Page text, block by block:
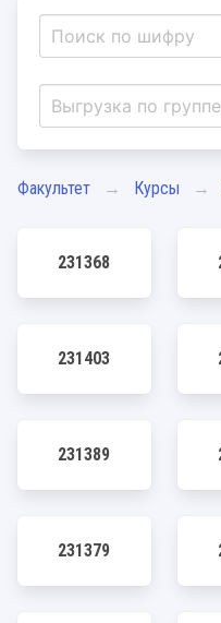
Факультет Курсы
231368
231403
231389
231379